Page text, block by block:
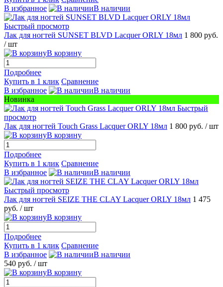
В избранное
В наличии
Быстрый просмотр
Лак для ногтей SUNSET BLVD Lacquer ORLY 18мл 1 800 руб.
/ шт
В корзину
Подробнее
Купить в 1 клик Сравнение
В избранное
В наличии
Новинка
Быстрый
просмотр
Лак для ногтей Touch Grass Lacquer ORLY 18мл 1 800 руб. / шт
В корзину
Подробнее
Купить в 1 клик Сравнение
В избранное
В наличии
Быстрый просмотр
Лак для ногтей SEIZE THE CLAY Lacquer ORLY 18мл 1 475
руб. / шт
В корзину
Подробнее
Купить в 1 клик Сравнение
В избранное
В наличии
540 руб. / шт
В корзину